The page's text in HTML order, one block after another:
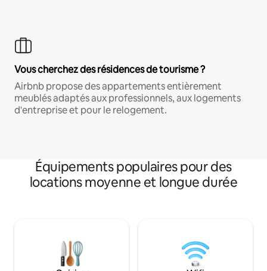
Vous cherchez des résidences de tourisme ?
Airbnb propose des appartements entièrement
meublés adaptés aux professionnels, aux logements
d'entreprise et pour le relogement.
Équipements populaires pour des
locations moyenne et longue durée